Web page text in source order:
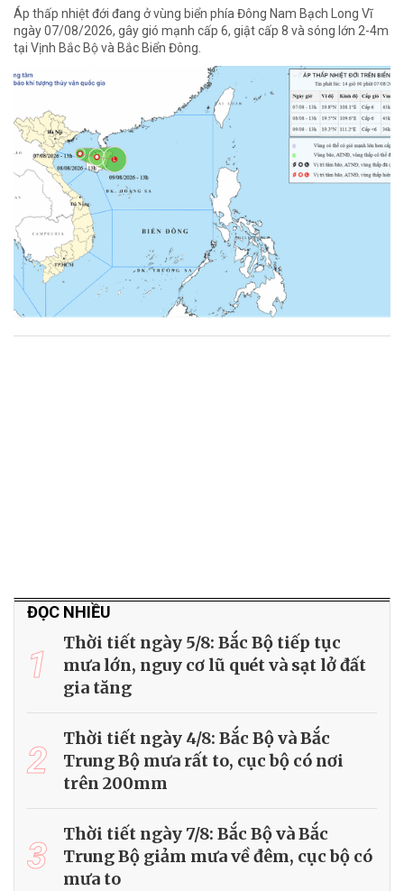
Áp thấp nhiệt đới đang ở vùng biển phía Đông Nam Bạch Long Vĩ
ngày 07/08/2026, gây gió mạnh cấp 6, giật cấp 8 và sóng lớn 2-4m
tại Vịnh Bắc Bộ và Bắc Biển Đông.
ĐỌC NHIỀU
1
Thời tiết ngày 5/8: Bắc Bộ tiếp tục
mưa lớn, nguy cơ lũ quét và sạt lở đất
gia tăng
2
Thời tiết ngày 4/8: Bắc Bộ và Bắc
Trung Bộ mưa rất to, cục bộ có nơi
trên 200mm
3
Thời tiết ngày 7/8: Bắc Bộ và Bắc
Trung Bộ giảm mưa về đêm, cục bộ có
mưa to